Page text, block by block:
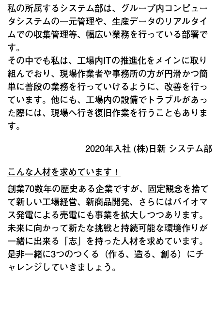
私の所属するシステム部は、グループ内コンピュー
タシステムの一元管理や、生産データのリアルタイ
ムでの収集管理等、幅広い業務を行っている部署で
す。
その中でも私は、工場内ITの推進化をメインに取り
組んでおり、現場作業者や事務所の方が円滑かつ簡
単に普段の業務を行っていけるように、改善を行っ
ています。他にも、工場内の設備でトラブルがあっ
た際には、現場へ行き復旧作業を行うこともありま
す。
2020年入社 (株)日新 システム部
こんな人材を求めています！
創業70数年の歴史ある企業ですが、固定観念を捨て
て新しい工場経営、新商品開発、さらにはバイオマ
ス発電による売電にも事業を拡大しつつあります。
未来に向かって新たな挑戦と持続可能な環境作りが
一緒に出来る「志」を持った人材を求めています。
是非一緒に3つのつくる（作る、造る、創る）にチ
ャレンジしていきましょう。